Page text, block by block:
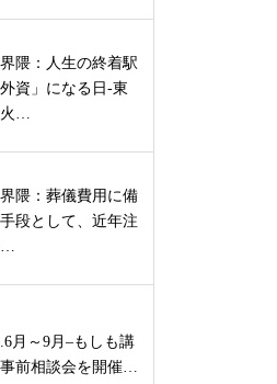
隈：人生の終着駅
資」になる日-東
火…
隈：葬儀費用に備
段として、近年注
…
月～9月–もしも講
前相談会を開催…